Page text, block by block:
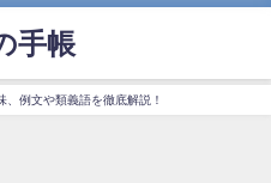
手帳
、例文や類義語を徹底解説！